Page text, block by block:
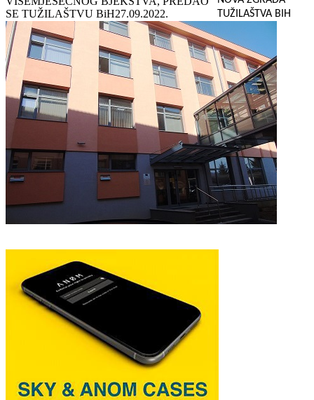
SE TUŽILAŠTVU BiH27.09.2022.
TUŽILAŠTVA BIH